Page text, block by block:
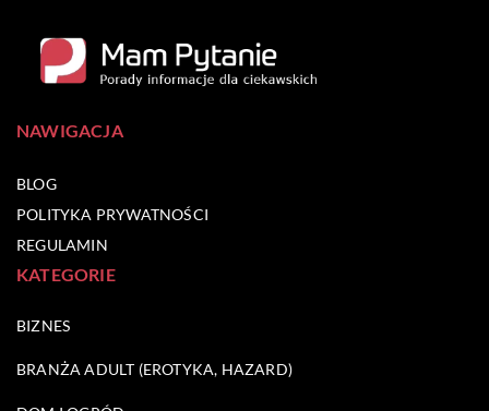
NAWIGACJA
BLOG
POLITYKA PRYWATNOŚCI
REGULAMIN
KATEGORIE
BIZNES
BRANŻA ADULT (EROTYKA, HAZARD)